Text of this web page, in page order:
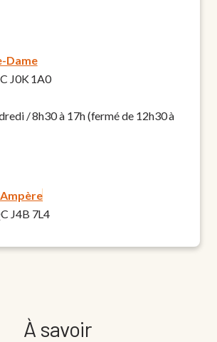
Dame
J0K 1A0
/ 8h30 à 17h (fermé de 12h30 à
J4B 7L4
/ 8h30 à 16h30 (fermé de 13h à
René-Levesque Est
À savoir